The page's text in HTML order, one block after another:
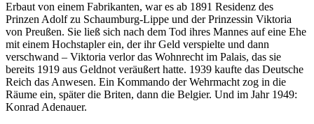
Erbaut von einem Fabrikanten, war es ab 1891 Residenz des
Prinzen Adolf zu Schaumburg-Lippe und der Prinzessin Viktoria
von Preußen. Sie ließ sich nach dem Tod ihres Mannes auf eine Ehe
mit einem Hochstapler ein, der ihr Geld verspielte und dann
verschwand – Viktoria verlor das Wohnrecht im Palais, das sie
bereits 1919 aus Geldnot veräußert hatte. 1939 kaufte das Deutsche
Reich das Anwesen. Ein Kommando der Wehrmacht zog in die
Räume ein, später die Briten, dann die Belgier. Und im Jahr 1949:
Konrad Adenauer.